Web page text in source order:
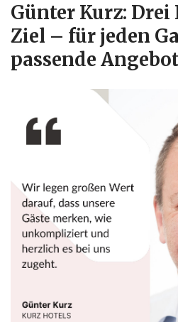
Günter Kurz: Drei
Ziel – für jeden
passende